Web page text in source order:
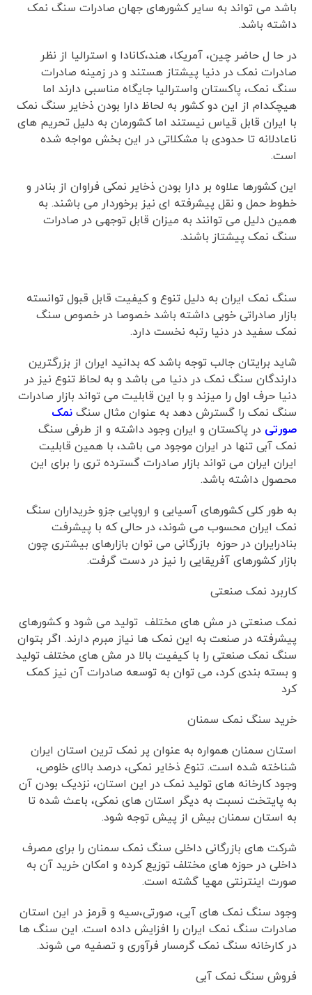
باشد می تواند به سایر کشورهای جهان صادرات سنگ نمک
داشته باشد.
در حا ل حاضر چین، آمریکا، هند،کانادا و استرالیا از نظر
صادرات نمک در دنیا پیشتاز هستند و در زمینه صادرات
سنگ نمک، پاکستان واسترالیا جایگاه مناسبی دارند اما
هیچکدام از این دو کشور به لحاظ دارا بودن ذخایر سنگ نمک
با ایران قابل قیاس نیستند اما کشورمان به دلیل تحریم های
ناعادلانه تا حدودی با مشکلاتی در این بخش مواجه شده
است.
این کشورها علاوه بر دارا بودن ذخایر نمکی فراوان از بنادر و
خطوط حمل و نقل پیشرفته ای نیز برخوردار می باشند. به
همین دلیل می توانند به میزان قابل توجهی در صادرات
سنگ نمک پیشتاز باشند.
سنگ نمک ایران به دلیل تنوع و کیفیت قابل قبول توانسته
بازار صادراتی خوبی داشته باشد خصوصا در خصوص سنگ
نمک سفید در دنیا رتبه نخست دارد.
شاید برایتان جالب توجه باشد که بدانید ایران از بزرگترین
دارندگان سنگ نمک در دنیا می باشد و به لحاظ تنوع نیز در
دنیا حرف اول را میزند و با این قابلیت می تواند بازار صادرات
سنگ نمک را گسترش دهد به عنوان مثال سنگ نمک
صورتی در پاکستان و ایران وجود داشته و از طرفی سنگ
نمک آبی تنها در ایران موجود می باشد، با همین قابلیت
ایران ایران می تواند بازار صادرات گسترده تری را برای این
محصول داشته باشد.
به طور کلی کشورهای آسیایی و اروپایی جزو خریداران سنگ
نمک ایران محسوب می شوند، در حالی که با پیشرفت
بنادرایران در حوزه بازرگانی می توان بازارهای بیشتری چون
بازار کشورهای آفریقایی را نیز در دست گرفت.
کاربرد نمک صنعتی
نمک صنعتی در مش های مختلف تولید می شود و کشورهای
پیشرفته در صنعت به این نمک ها نیاز مبرم دارند. اگر بتوان
سنگ نمک صنعتی را با کیفیت بالا در مش های مختلف تولید
و بسته بندی کرد، می توان به توسعه صادرات آن نیز کمک
کرد
خرید سنگ نمک سمنان
استان سمنان همواره به عنوان پر نمک ترین استان ایران
شناخته شده است. تنوع ذخایر نمکی، درصد بالای خلوص،
وجود کارخانه های تولید نمک در این استان، نزدیک بودن آن
به پایتخت نسبت به دیگر استان های نمکی، باعث شده تا
به استان سمنان بیش از پیش توجه شود.
شرکت های بازرگانی داخلی سنگ نمک سمنان را برای مصرف
داخلی در حوزه های مختلف توزیع کرده و امکان خرید آن به
صورت اینترنتی مهیا گشته است.
وجود سنگ نمک های آبی، صورتی،سیه و قرمز در این استان
صادرات سنگ نمک ایران را افزایش داده است. این سنگ ها
در کارخانه سنگ نمک گرمسار فرآوری و تصفیه می شوند.
فروش سنگ نمک آبی